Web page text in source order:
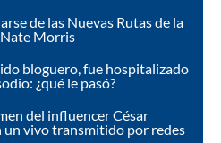
de las Nuevas Rutas de la
Nate Morris
bloguero, fue hospitalizado
¿qué le pasó?
del influencer César
un vivo transmitido por redes